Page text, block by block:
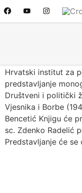
Hrvatski institut za
predstavljanje
Društveni i politički
Vjesnika i Borbe
Bencetić Knjigu će
sc. Zdenko Radelić
Predstavljanje će